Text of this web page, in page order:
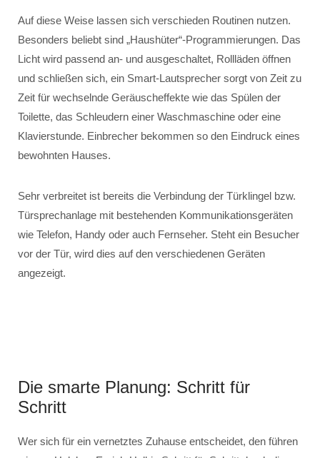
Auf diese Weise lassen sich verschieden Routinen nutzen.
Besonders beliebt sind „Haushüter“-Programmierungen. Das
Licht wird passend an- und ausgeschaltet, Rollläden öffnen
und schließen sich, ein Smart-Lautsprecher sorgt von Zeit zu
Zeit für wechselnde Geräuscheffekte wie das Spülen der
Toilette, das Schleudern einer Waschmaschine oder eine
Klavierstunde. Einbrecher bekommen so den Eindruck eines
bewohnten Hauses.
Sehr verbreitet ist bereits die Verbindung der Türklingel bzw.
Türsprechanlage mit bestehenden Kommunikationsgeräten
wie Telefon, Handy oder auch Fernseher. Steht ein Besucher
vor der Tür, wird dies auf den verschiedenen Geräten
angezeigt.
Die smarte Planung: Schritt für
Schritt
Wer sich für ein vernetztes Zuhause entscheidet, den führen